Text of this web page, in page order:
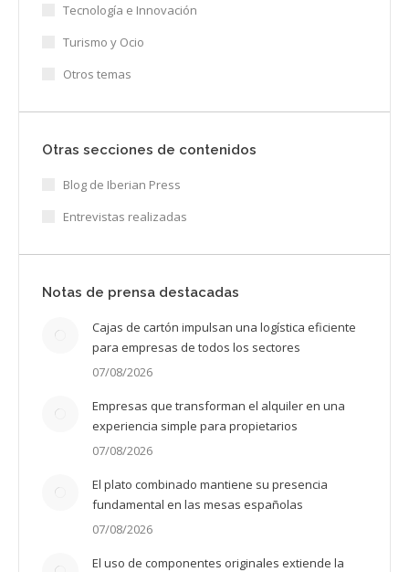
Tecnología e Innovación
Turismo y Ocio
Otros temas
Otras secciones de contenidos
Blog de Iberian Press
Entrevistas realizadas
Notas de prensa destacadas
Cajas de cartón impulsan una logística eficiente
para empresas de todos los sectores
07/08/2026
Empresas que transforman el alquiler en una
experiencia simple para propietarios
07/08/2026
El plato combinado mantiene su presencia
fundamental en las mesas españolas
07/08/2026
El uso de componentes originales extiende la